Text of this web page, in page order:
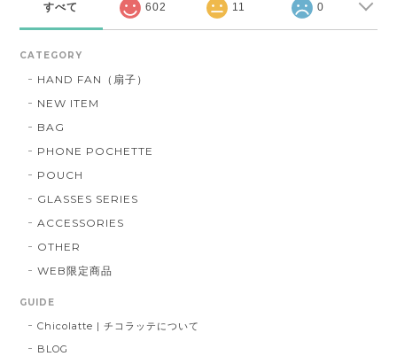
すべて 602 11 0
CATEGORY
HAND FAN（扇子）
NEW ITEM
BAG
PHONE POCHETTE
POUCH
GLASSES SERIES
ACCESSORIES
OTHER
WEB限定商品
GUIDE
Chicolatte | チコラッテについて
BLOG